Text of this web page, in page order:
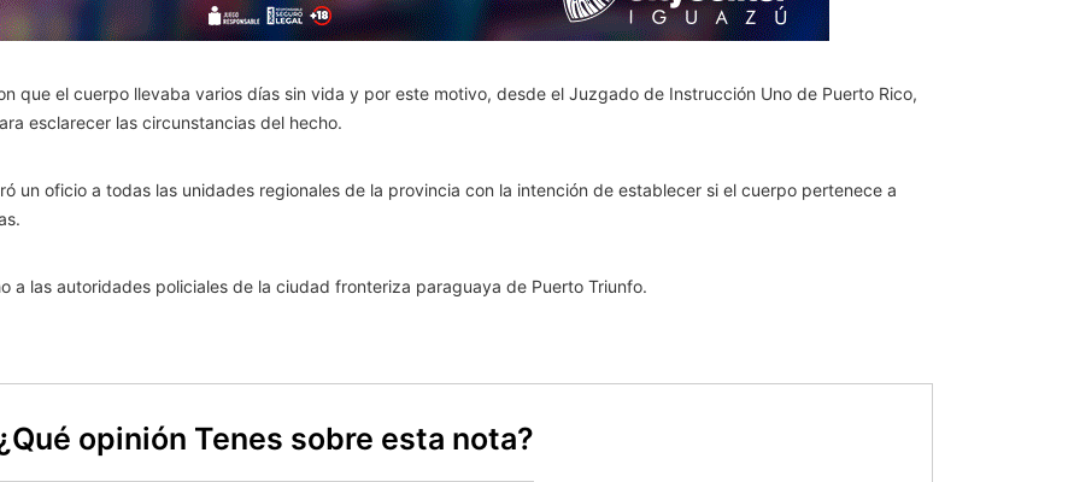
que el cuerpo llevaba varios días sin vida y por este motivo, desde el Juzgado de Instrucción Uno de Puerto Rico,
esclarecer las circunstancias del hecho.
un oficio a todas las unidades regionales de la provincia con la intención de establecer si el cuerpo pertenece a
a las autoridades policiales de la ciudad fronteriza paraguaya de Puerto Triunfo.
opinión Tenes sobre esta nota?